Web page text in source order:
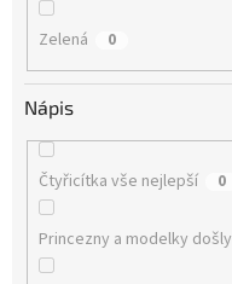
Zelená 0
Nápis
Čtyřicítka vše nejlepší 0
Princezny a modelky došly